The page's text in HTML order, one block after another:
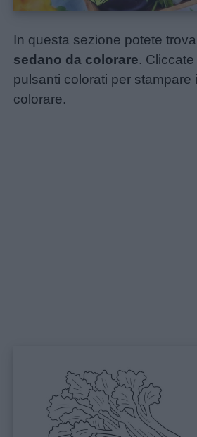
In questa sezione potete
sedano da colorare.
pulsanti colorati per stampare
colorare.